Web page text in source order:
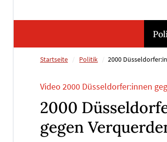
Startseite Politik 2000
Video 2000 Düsseldorfer:innen
2000
gegen